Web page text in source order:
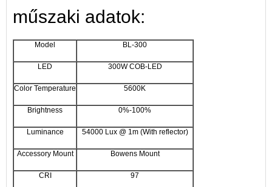
műszaki adatok:
Model BL-300
LED 300W COB-LED
Color Temperature 5600K
Brightness 0%-100%
Luminance 54000 Lux @ 1m (With reflector)
Accessory Mount Bowens Mount
CRI 97